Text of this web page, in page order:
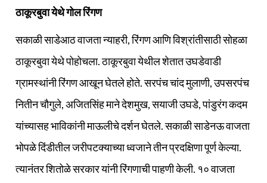
ठाकूरबुवा येथे गोल रिंगण
सकाळी साडेआठ वाजता न्याहरी, रिंगण आणि विश्रांतीसाठी सोहळा
ठाकूरबुवा येथे पोहोचला. ठाकूरबुवा येथील शेतात उघडेवाडी
ग्रामस्थांनी रिंगण आखून घेतले होते. सरपंच चांद मुलाणी, उपसरपंच
नितीन चौगुले, अजितसिंह माने देशमुख, सयाजी उघडे, पांडुरंग कदम
यांच्यासह भाविकांनी माऊलीचे दर्शन घेतले. सकाळी साडेनऊ वाजता
भोपळे दिंडीतील जरीपटक्याच्या ध्वजाने तीन प्रदक्षिणा पूर्ण केल्या.
त्यानंतर शितोळे सरकार यांनी रिंगणाची पाहणी केली. १० वाजता